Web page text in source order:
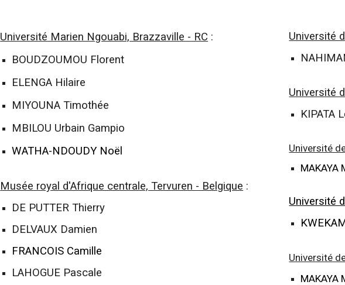
Université Marien Ngouabi, Brazzaville - RC :
BOUDZOUMOU Florent
ELENGA Hilaire
MIYOUNA Timothée
MBILOU Urbain Gampio
WATHA-NDOUDY Noël
Musée royal d'Afrique centrale, Tervuren - Belgique :
DE PUTTER Thierry
DELVAUX Damien
FRANCOIS Camille
LAHOGUE Pascale
Université
Université
KIPATA
Université
MAKAYA
Université
Université
MAKAYA